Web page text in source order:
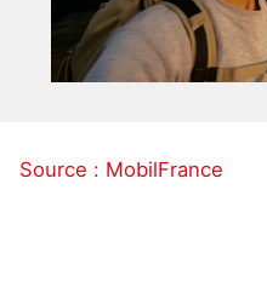
Source : MobilFrance